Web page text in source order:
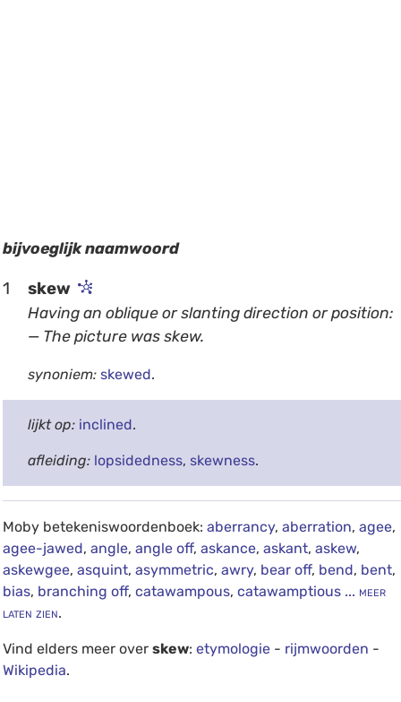
bijvoeglijk naamwoord
1 skew
Having an oblique or slanting direction or position:
— The picture was skew.
synoniem: skewed.
lijkt op: inclined.
afleiding: lopsidedness, skewness.
Moby betekeniswoordenboek: aberrancy, aberration, agee,
agee-jawed, angle, angle off, askance, askant, askew,
askewgee, asquint, asymmetric, awry, bear off, bend, bent,
bias, branching off, catawampous, catawamptious... meer
laten zien.
Vind elders meer over skew: etymologie- rijmwoorden -
Wikipedia.